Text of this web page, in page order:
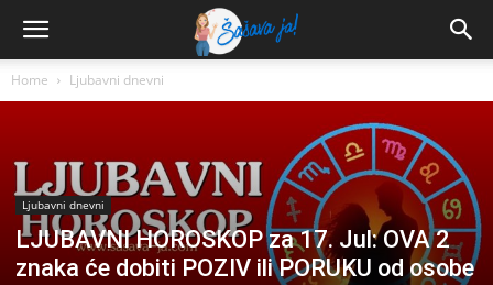
Home Ljubavni dnevni
Ljubavni dnevni
LJUBAVNI HOROSKOP za 17. Jul: OVA 2
znaka će dobiti POZIV ili PORUKU od osobe